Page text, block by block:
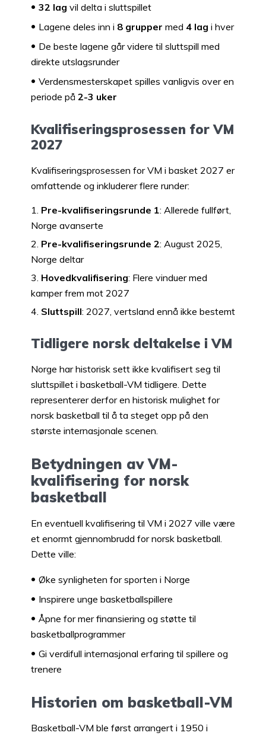
32 lag vil delta i sluttspillet
Lagene deles inn i 8 grupper med 4 lag i hver
De beste lagene går videre til sluttspill med
direkte utslagsrunder
Verdensmesterskapet spilles vanligvis over en
periode på 2-3 uker
Kvalifiseringsprosessen for VM
2027
Kvalifiseringsprosessen for VM i basket 2027 er
omfattende og inkluderer flere runder:
Pre-kvalifiseringsrunde 1: Allerede fullført,
Norge avanserte
Pre-kvalifiseringsrunde 2: August 2025,
Norge deltar
Hovedkvalifisering: Flere vinduer med
kamper frem mot 2027
Sluttspill: 2027, vertsland ennå ikke bestemt
Tidligere norsk deltakelse i VM
Norge har historisk sett ikke kvalifisert seg til
sluttspillet i basketball-VM tidligere. Dette
representerer derfor en historisk mulighet for
norsk basketball til å ta steget opp på den
største internasjonale scenen.
Betydningen av VM-
kvalifisering for norsk
basketball
En eventuell kvalifisering til VM i 2027 ville være
et enormt gjennombrudd for norsk basketball.
Dette ville:
Øke synligheten for sporten i Norge
Inspirere unge basketballspillere
Åpne for mer finansiering og støtte til
basketballprogrammer
Gi verdifull internasjonal erfaring til spillere og
trenere
Historien om basketball-VM
Basketball-VM ble først arrangert i 1950 i